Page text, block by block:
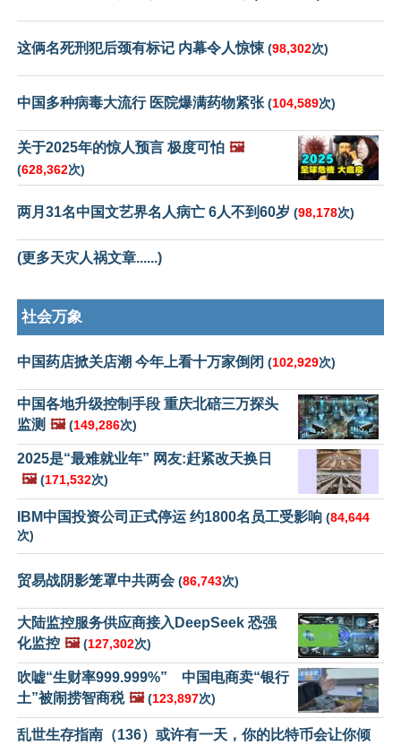
这俩名死刑犯后颈有标记 内幕令人惊悚 (98,302次)
中国多种病毒大流行 医院爆满药物紧张 (104,589次)
关于2025年的惊人预言 极度可怕 🖼️
(628,362次)
两月31名中国文艺界名人病亡 6人不到60岁 (98,178次)
(更多天灾人祸文章......)
社会万象
中国药店掀关店潮 今年上看十万家倒闭 (102,929次)
中国各地升级控制手段 重庆北碚三万探头
监测 🖼️ (149,286次)
2025是“最难就业年” 网友:赶紧改天换日
🖼️ (171,532次)
IBM中国投资公司正式停运 约1800名员工受影响 (84,644
次)
贸易战阴影笼罩中共两会 (86,743次)
大陆监控服务供应商接入DeepSeek 恐强
化监控 🖼️ (127,302次)
吹嘘“生财率999.999%” 中国电商卖“银行
土”被闹捞智商税 🖼️ (123,897次)
乱世生存指南（136）或许有一天，你的比特币会让你倾